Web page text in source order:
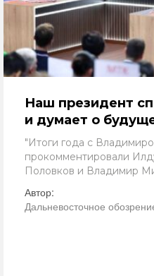
Наш президент
и думает о
"Итоги года с
прокомментировали
Половков и Владимир
Автор:
Дальневосточное